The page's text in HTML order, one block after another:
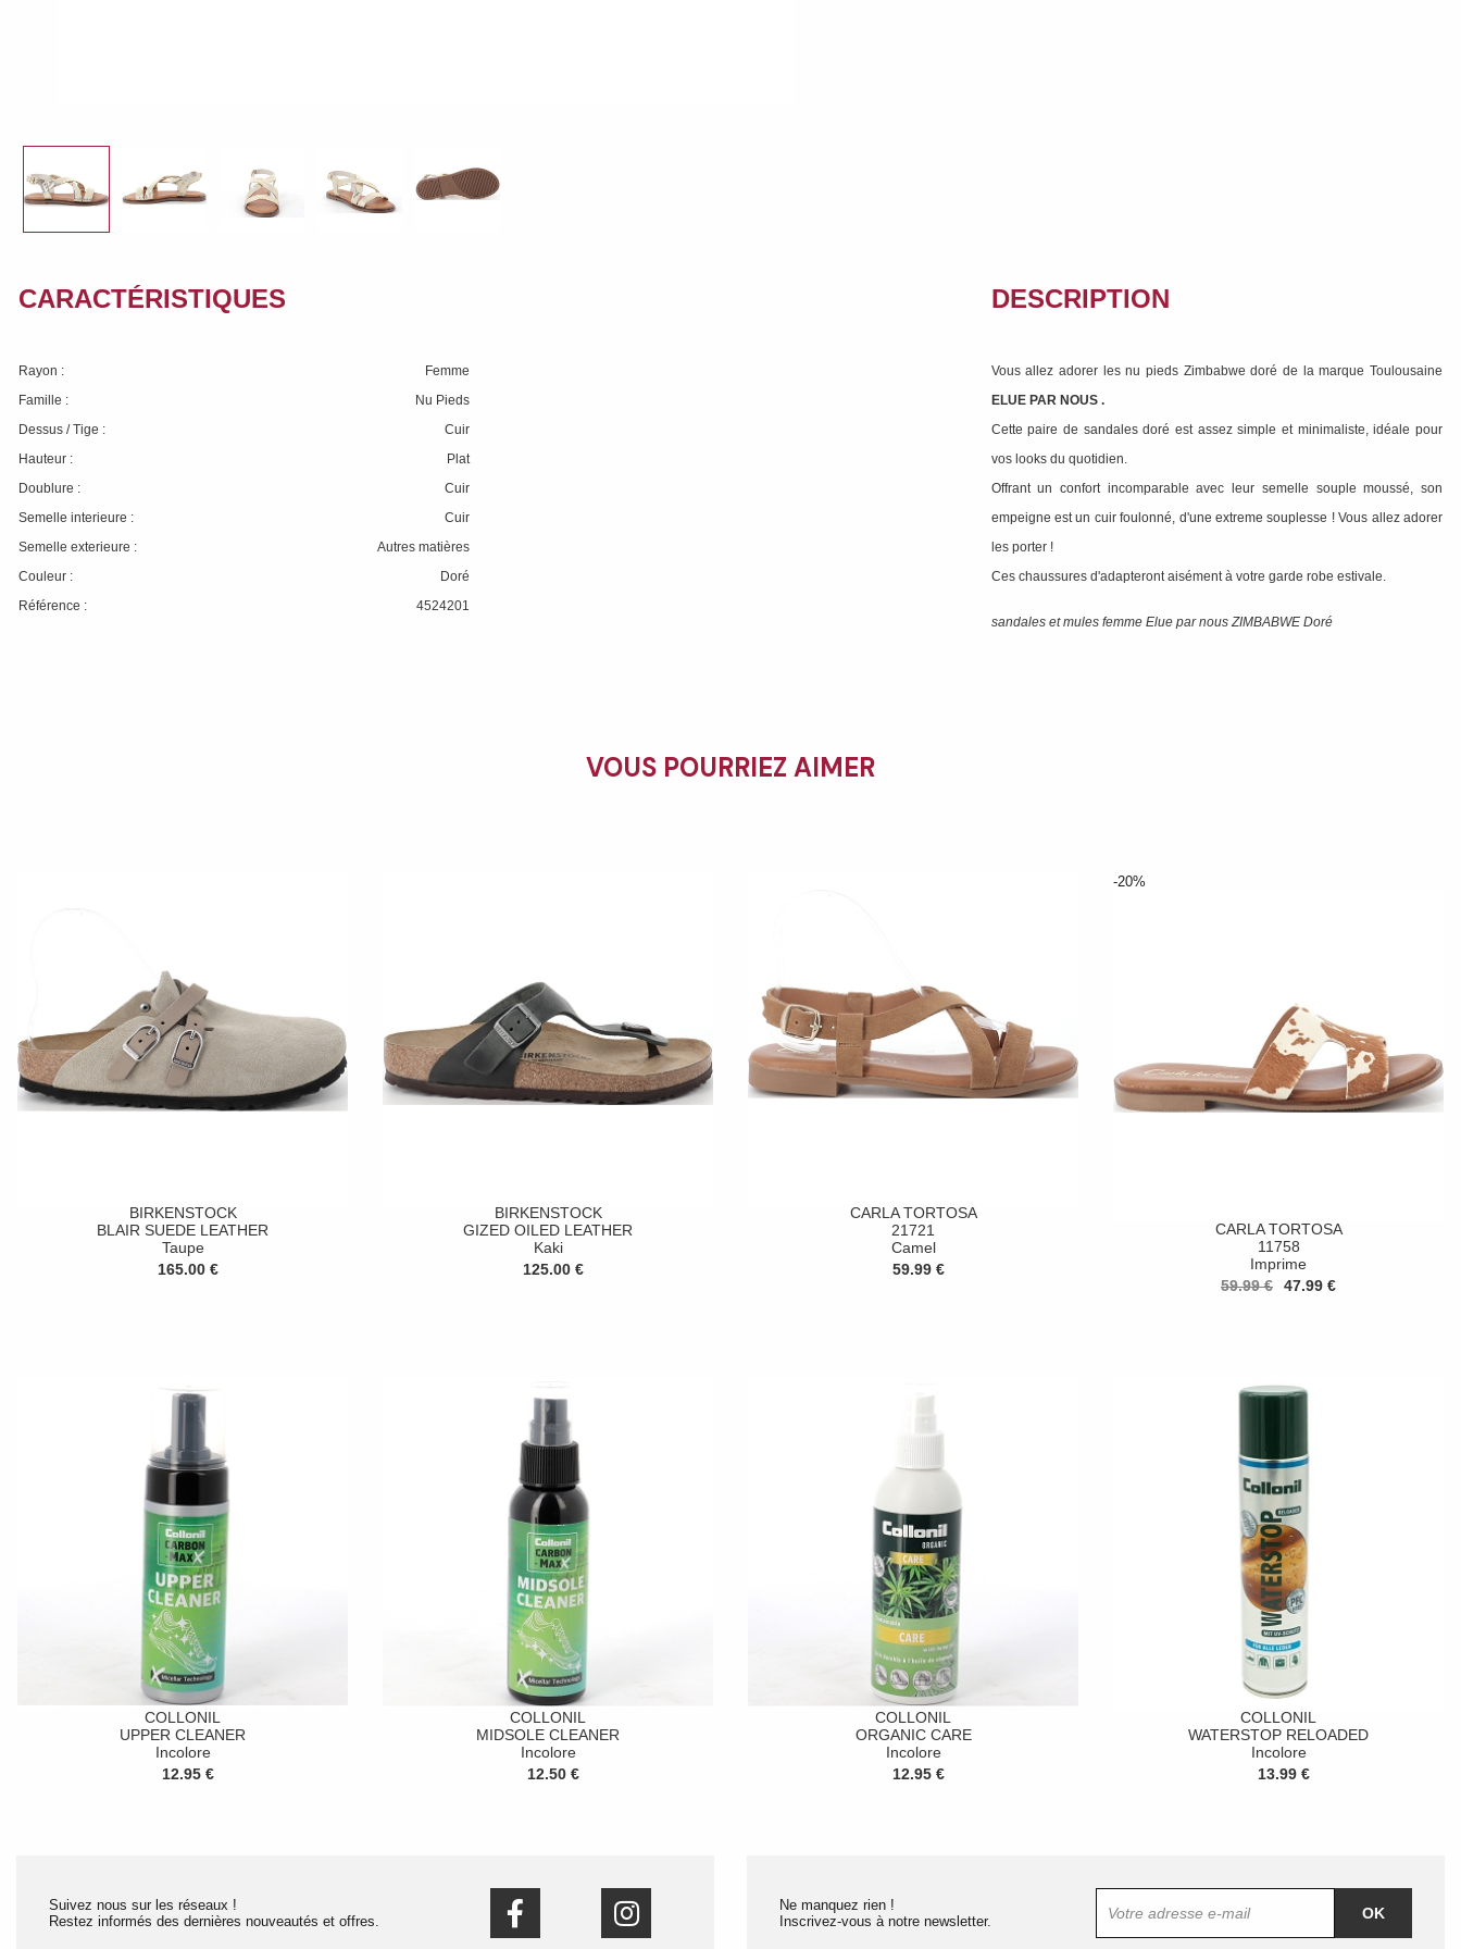
CARACTÉRISTIQUES
Rayon :
Femme
Famille :
Nu Pieds
Dessus / Tige :
Cuir
Hauteur :
Plat
Doublure :
Cuir
Semelle interieure :
Cuir
Semelle exterieure :
Autres matières
Couleur :
Doré
Référence :
4524201
DESCRIPTION
Vous allez adorer les nu pieds Zimbabwe doré de la marque Toulousaine
ELUE PAR NOUS .
Cette paire de sandales doré est assez simple et minimaliste, idéale pour
vos looks du quotidien.
Offrant un confort incomparable avec leur semelle souple moussé, son
empeigne est un cuir foulonné, d'une extreme souplesse ! Vous allez adorer
les porter !
Ces chaussures d'adapteront aisément à votre garde robe estivale.
sandales et mules femme Elue par nous ZIMBABWE Doré
VOUS POURRIEZ AIMER
BIRKENSTOCK
BLAIR SUEDE LEATHER
Taupe
165.00 €
BIRKENSTOCK
GIZED OILED LEATHER
Kaki
125.00 €
CARLA TORTOSA
21721
Camel
59.99 €
-20%
CARLA TORTOSA
11758
Imprime
59.99 €
47.99 €
COLLONIL
UPPER CLEANER
Incolore
12.95 €
COLLONIL
MIDSOLE CLEANER
Incolore
12.50 €
COLLONIL
ORGANIC CARE
Incolore
12.95 €
COLLONIL
WATERSTOP RELOADED
Incolore
13.99 €
Suivez nous sur les réseaux !
Restez informés des dernières nouveautés et offres.
Ne manquez rien !
Inscrivez-vous à notre newsletter.
OK